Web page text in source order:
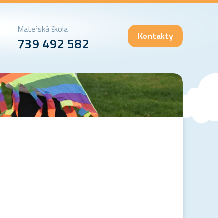
Kontakty
Mateřská škola
739 492 582